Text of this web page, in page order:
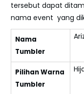
tersebut dapat
nama event yang
Nama
Tumbler
Pilihan Warna
Tumbler